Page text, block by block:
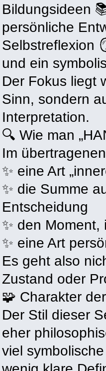
Bildungsideen
persönliche
Selbstreflexion
und ein
Der Fokus liegt
Sinn, sondern
Interpretation.
🔍 Wie man
Im
✨ eine Art
✨ die Summe
Entscheidung
✨ den Moment,
✨ eine Art
Es geht also
Zustand oder
🧩 Charakter
Der Stil dieser
eher
viel